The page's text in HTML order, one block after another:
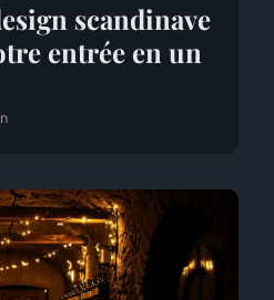
scandinave
entrée en un